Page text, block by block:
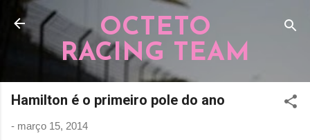
Pular para o conteúdo principal
OCTETO
RACING TEAM
Hamilton é o primeiro pole do ano
- março 15, 2014